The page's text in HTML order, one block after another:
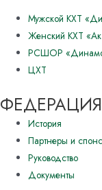
Мужской КХТ
Женский КХТ
РСШОР
ЦХТ
ФЕДЕРАЦИЯ
История
Партнеры и
Руководство
Документы